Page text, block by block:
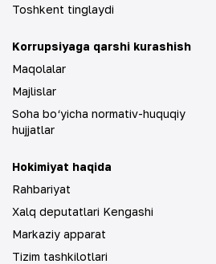
Toshkent tinglaydi
Korrupsiyaga qarshi kurashish
Maqolalar
Majlislar
Soha bo‘yicha normativ-huquqiy
hujjatlar
Hokimiyat haqida
Rahbariyat
Xalq deputatlari Kengashi
Markaziy apparat
Tizim tashkilotlari